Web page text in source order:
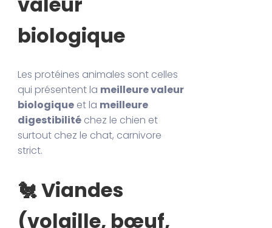
biologique
Les protéines animales sont celles
qui présentent la meilleure valeur
biologique et la meilleure
digestibilité chez le chien et
surtout chez le chat, carnivore
strict.
🐔 Viandes
(volaille, bœuf,